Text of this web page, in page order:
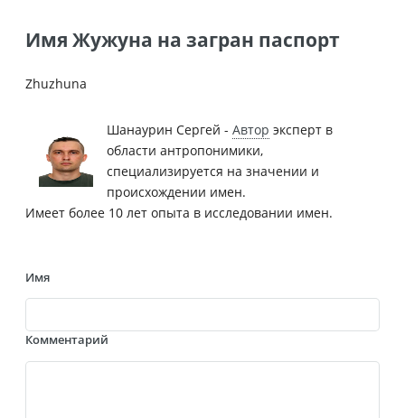
Имя Жужуна на загран паспорт
Zhuzhuna
Шанаурин Сергей - Автор эксперт в
области антропонимики,
специализируется на значении и
происхождении имен.
Имеет более 10 лет опыта в исследовании имен.
Имя
Комментарий